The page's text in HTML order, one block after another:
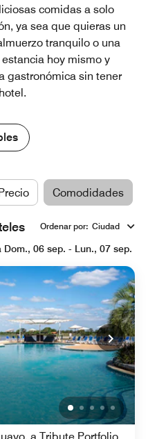
comidas a solo
ya sea que quieras un
tranquilo o una
hoy mismo y
gastronómica sin tener
Comodidades
Ordenar por: Ciudad
06 sep. - Lun., 07 sep.